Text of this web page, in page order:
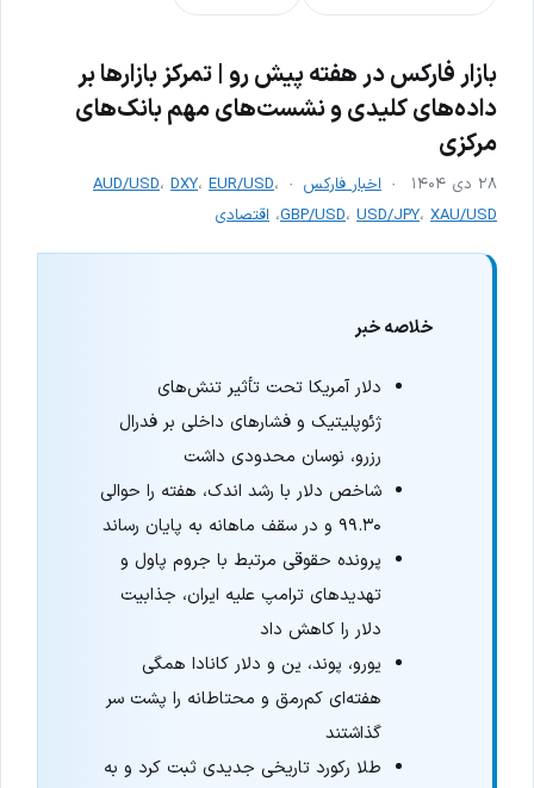
بازار فارکس در هفته پیش رو | تمرکز بازارها بر
داده‌های کلیدی و نشست‌های مهم بانک‌های
مرکزی
۲۸ دی ۱۴۰۴ اخبار فارکس AUD/USD، DXY، EUR/USD،
GBP/USD، USD/JPY، XAU/USD ، اقتصادی
خلاصه خبر
دلار آمریکا تحت تأثیر تنش‌های
ژئوپلیتیک و فشارهای داخلی بر فدرال
رزرو، نوسان محدودی داشت
شاخص دلار با رشد اندک، هفته را حوالی
۹۹.۳۰ و در سقف ماهانه به پایان رساند
پرونده حقوقی مرتبط با جروم پاول و
تهدیدهای ترامپ علیه ایران، جذابیت
دلار را کاهش داد
یورو، پوند، ین و دلار کانادا همگی
هفته‌ای کم‌رمق و محتاطانه را پشت سر
گذاشتند
طلا رکورد تاریخی جدیدی ثبت کرد و به